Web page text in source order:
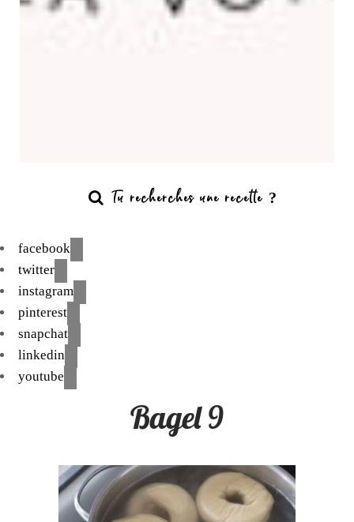
facebook
twitter
instagram
pinterest
snapchat
linkedin
youtube
Bagel 9